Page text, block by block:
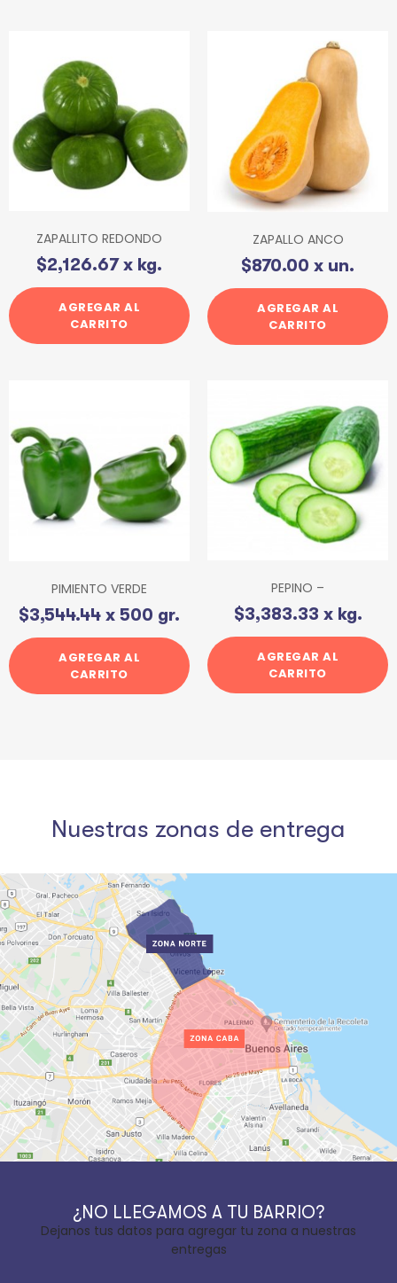
ZAPALLITO REDONDO
$2,126.67x kg.
AGREGAR AL
CARRITO
ZAPALLO ANCO
$870.00 x un.
AGREGAR AL
CARRITO
PIMIENTO VERDE
$3,544.44 x 500 gr.
AGREGAR AL
CARRITO
PEPINO –
$3,383.33 x kg.
AGREGAR AL
CARRITO
Nuestras zonas de entrega
¿NO LLEGAMOS A TU BARRIO?
Dejanos tus datos para agregar tu zona a nuestras
entregas